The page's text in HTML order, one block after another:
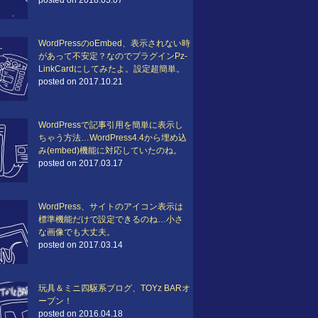
WordPressのoEmbed、表示されない時
があって不安定？なのでプラグインPz-
LinkCardにしてみたよ。設定超簡単。
posted on 2017.10.21
WordPressで記事引用を簡単に表示し
ちゃう方法…WordPress4.4から埋め込
み(embed)機能に対応していたのね。
posted on 2017.03.17
WordPress、サイトのアイコン表示は
標準機能だけで設定できるのね…小さ
な画像でも大丈夫。
posted on 2017.03.14
玩具＆ミニ四駆系ブログ、TOYz BARオ
ープン！
posted on 2016.04.18